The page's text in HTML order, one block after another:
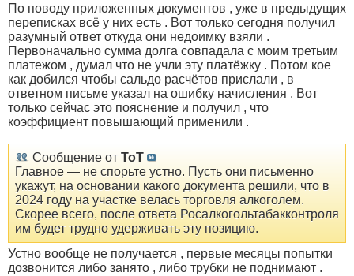
По поводу приложенных документов , уже в предыдущих
переписках всё у них есть . Вот только сегодня получил
разумный ответ откуда они недоимку взяли .
Первоначально сумма долга совпадала с моим третьим
платежом , думал что не учли эту платёжку . Потом кое
как добился чтобы сальдо расчётов прислали , в
ответном письме указал на ошибку начисления . Вот
только сейчас это пояснение и получил , что
коэффициент повышающий применили .
Сообщение от ToT
Главное — не спорьте устно. Пусть они письменно
укажут, на основании какого документа решили, что в
2024 году на участке велась торговля алкоголем.
Скорее всего, после ответа Росалкогольтабакконтроля
им будет трудно удерживать эту позицию.
Устно вообще не получается , первые месяцы попытки
дозвонится либо занято , либо трубки не поднимают .